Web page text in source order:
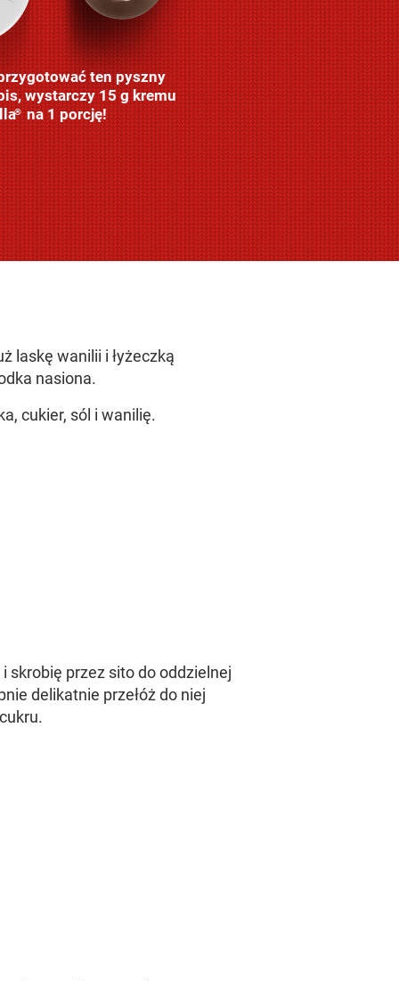
ten pyszny
wystarczy 15 g kremu
®na 1 porcję!
laskę wanilii i łyżeczką
nasiona.
cukier, sól i wanilię.
skrobię przez sito do oddzielnej
delikatnie przełóż do niej